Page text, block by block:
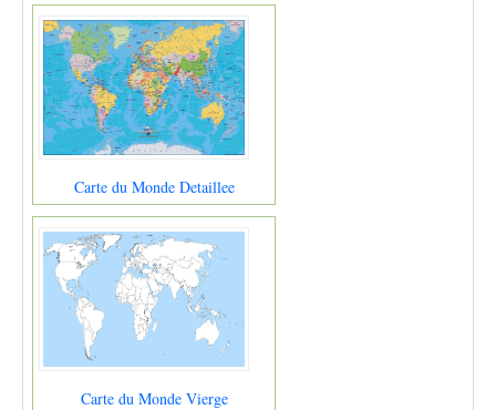
Carte du Monde Detaillee
Carte du Monde Vierge